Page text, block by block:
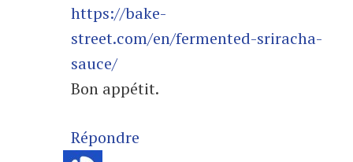
https://bake-
street.com/en/fermented-sriracha-
sauce/
Bon appétit.
Répondre